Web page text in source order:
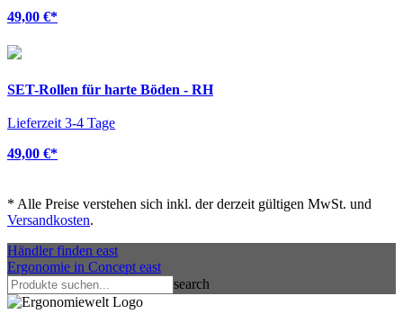
49,00 €*
SET-Rollen für harte Böden - RH
Lieferzeit 3-4 Tage
49,00 €*
* Alle Preise verstehen sich inkl. der derzeit gültigen MwSt. und
Versandkosten.
Händler finden east
Ergonomie in Concept east
search